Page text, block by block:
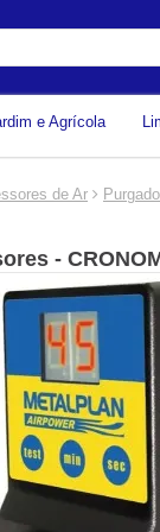
Digite
e Agrícola
de Ar
-